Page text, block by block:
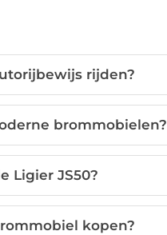
rijden?
brommobielen?
Ligier JS50?
kopen?